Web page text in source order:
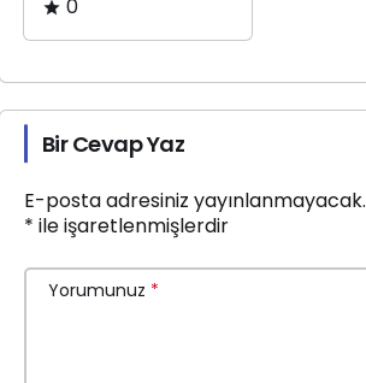
0
Bir Cevap Yaz
E-posta adresiniz yayınlanmayacak.
* ile işaretlenmişlerdir
Yorumunuz *